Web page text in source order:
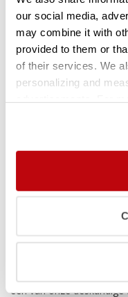
our social media,
may combine it with
provided to them or
of their services. We
personalizing and
Kolommen enkel-
Kleur kolom en
Eindstop leverbaar
Draagarmen
Lange levensduur
Vrijblijvend
Voor uitgebreide
de lichte
contactformulier invullen
één van onze